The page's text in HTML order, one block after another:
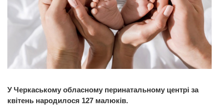
У Черкаському обласному перинатальному центрі за
квітень народилося 127 малюків.